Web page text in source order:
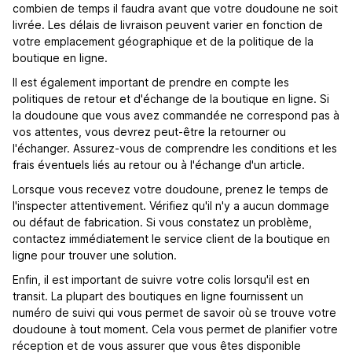
combien de temps il faudra avant que votre doudoune ne soit
livrée. Les délais de livraison peuvent varier en fonction de
votre emplacement géographique et de la politique de la
boutique en ligne.
Il est également important de prendre en compte les
politiques de retour et d'échange de la boutique en ligne. Si
la doudoune que vous avez commandée ne correspond pas à
vos attentes, vous devrez peut-être la retourner ou
l'échanger. Assurez-vous de comprendre les conditions et les
frais éventuels liés au retour ou à l'échange d'un article.
Lorsque vous recevez votre doudoune, prenez le temps de
l'inspecter attentivement. Vérifiez qu'il n'y a aucun dommage
ou défaut de fabrication. Si vous constatez un problème,
contactez immédiatement le service client de la boutique en
ligne pour trouver une solution.
Enfin, il est important de suivre votre colis lorsqu'il est en
transit. La plupart des boutiques en ligne fournissent un
numéro de suivi qui vous permet de savoir où se trouve votre
doudoune à tout moment. Cela vous permet de planifier votre
réception et de vous assurer que vous êtes disponible